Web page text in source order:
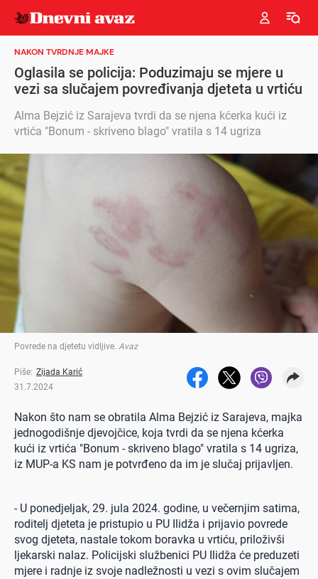
NAKON TVRDNJE MAJKE
Oglasila se policija: Poduzimaju se mjere u
vezi sa slučajem povređivanja djeteta u vrtiću
Alma Bejzić iz Sarajeva tvrdi da se njena kćerka kući iz
vrtića "Bonum - skriveno blago" vratila s 14 ugriza
Povrede na djetetu vidljive. Avaz
Piše: Zijada Karić
31.7.2024
Nakon što nam se obratila Alma Bejzić iz Sarajeva, majka
jednogodišnje djevojčice, koja tvrdi da se njena kćerka
kući iz vrtića "Bonum - skriveno blago" vratila s 14 ugriza,
iz MUP-a KS nam je potvrđeno da im je slučaj prijavljen.
- U ponedjeljak, 29. jula 2024. godine, u večernjim satima,
roditelj djeteta je pristupio u PU Ilidža i prijavio povrede
svog djeteta, nastale tokom boravka u vrtiću, priloživši
ljekarski nalaz. Policijski službenici PU Ilidža će preduzeti
mjere i radnje iz svoje nadležnosti u vezi s ovim slučajem